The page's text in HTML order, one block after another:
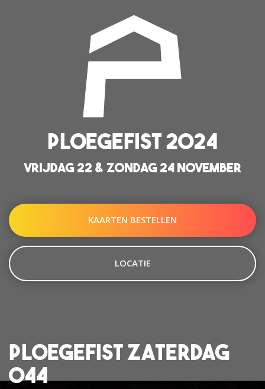
PLOEGEFIST 2024
VRIJDAG 22 & ZONDAG 24 NOVEMBER
KAARTEN BESTELLEN
LOCATIE
Ploegefist Zaterdag
044